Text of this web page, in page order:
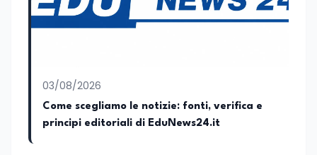
03/08/2026
Come scegliamo le notizie: fonti, verifica e
principi editoriali di EduNews24.it